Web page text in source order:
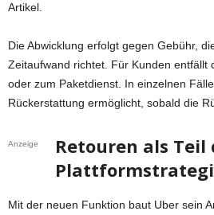
Artikel.
Die Abwicklung erfolgt gegen Gebühr,
Zeitaufwand richtet. Für Kunden entfällt
oder zum Paketdienst. In einzelnen
Rückerstattung ermöglicht, sobald die
Anzeige
Retouren als Teil
Mit der neuen Funktion baut Uber sein